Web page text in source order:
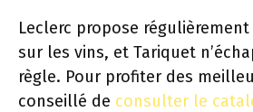
Leclerc propose
sur les vins, et Tariquet
règle. Pour profiter des
conseillé de consulter le